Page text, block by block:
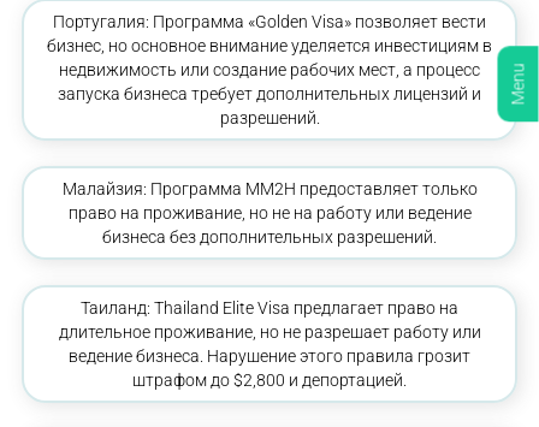
Португалия: Программа «Golden Visa» позволяет вести
бизнес, но основное внимание уделяется инвестициям в
недвижимость или создание рабочих мест, а процесс
запуска бизнеса требует дополнительных лицензий и
разрешений.
Малайзия: Программа MM2H предоставляет только
право на проживание, но не на работу или ведение
бизнеса без дополнительных разрешений.
Таиланд: Thailand Elite Visa предлагает право на
длительное проживание, но не разрешает работу или
ведение бизнеса. Нарушение этого правила грозит
штрафом до $2,800 и депортацией.
Menu